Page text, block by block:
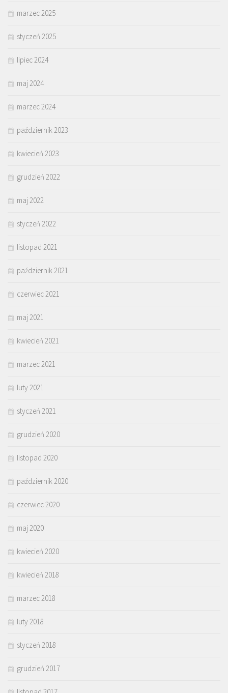
marzec 2025
styczeń 2025
lipiec 2024
maj 2024
marzec 2024
październik 2023
kwiecień 2023
grudzień 2022
maj 2022
styczeń 2022
listopad 2021
październik 2021
czerwiec 2021
maj 2021
kwiecień 2021
marzec 2021
luty 2021
styczeń 2021
grudzień 2020
listopad 2020
październik 2020
czerwiec 2020
maj 2020
kwiecień 2020
kwiecień 2018
marzec 2018
luty 2018
styczeń 2018
grudzień 2017